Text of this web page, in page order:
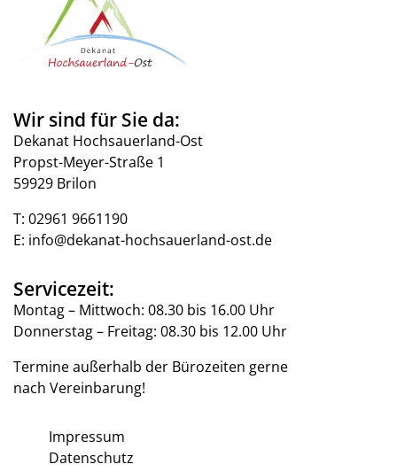
Wir sind für Sie da:
Dekanat Hochsauerland-Ost
Propst-Meyer-Straße 1
59929 Brilon
T: 02961 9661190
E: info@dekanat-hochsauerland-ost.de
Servicezeit:
Montag – Mittwoch: 08.30 bis 16.00 Uhr
Donnerstag – Freitag: 08.30 bis 12.00 Uhr
Termine außerhalb der Bürozeiten gerne
nach Vereinbarung!
Impressum
Datenschutz